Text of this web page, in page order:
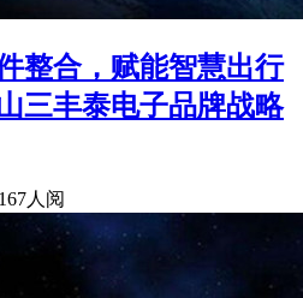
整合，赋能智慧出行
丰泰电子品牌战略
167人阅